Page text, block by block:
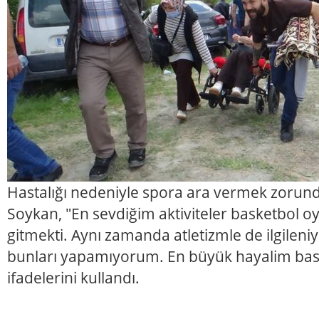
Hastalığı nedeniyle spora ara vermek
Soykan, "En sevdiğim aktiviteler basketbol
gitmekti. Aynı zamanda atletizmle de
bunları yapamıyorum. En büyük hayalim
ifadelerini kullandı.